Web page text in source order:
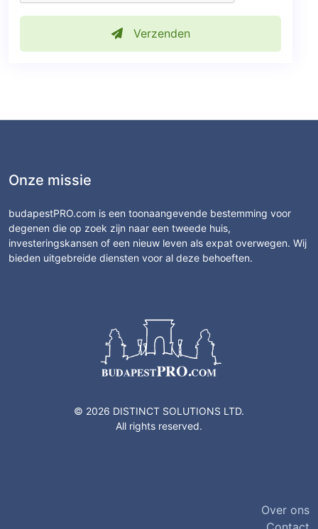
Verzenden
Onze missie
budapestPRO.com is een toonaangevende bestemming voor
degenen die op zoek zijn naar een tweede huis,
investeringskansen of een nieuw leven als expat overwegen. Wij
bieden uitgebreide diensten voor al deze behoeften.
© 2026 DISTINCT SOLUTIONS LTD.
All rights reserved.
Over ons